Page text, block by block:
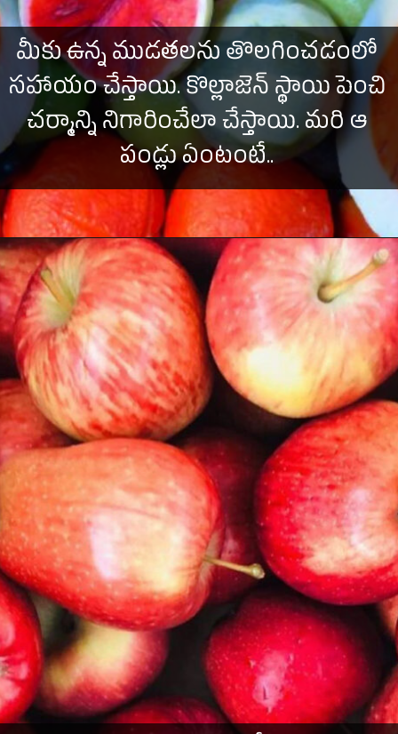
మీకు ఉన్న ముడతలను తొలగించడంలో
సహాయం చేస్తాయి. కొల్లాజెన్ స్థాయి పెంచి
చర్మాన్ని నిగారించేలా చేస్తాయి. మరి ఆ
పండ్లు ఏంటంటే..